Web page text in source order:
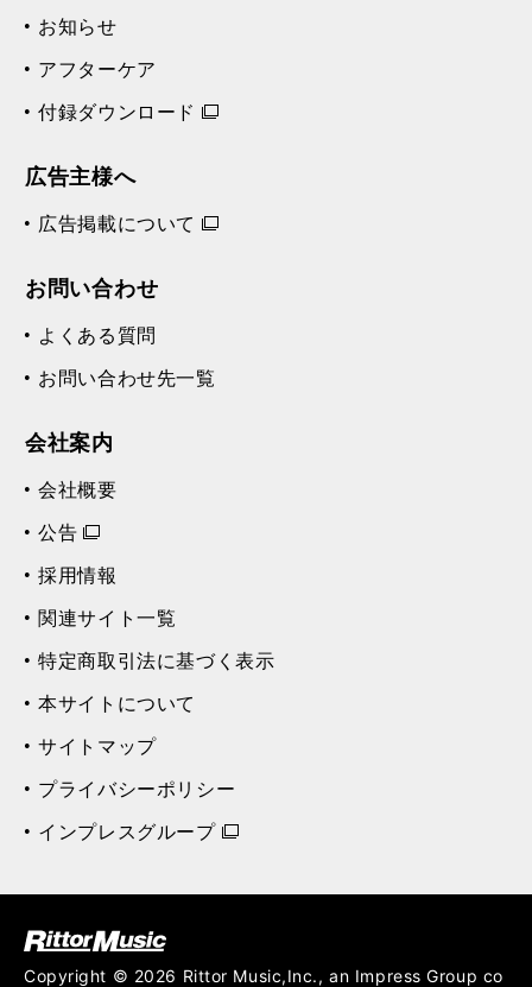
お知らせ
アフターケア
付録ダウンロード
広告主様へ
広告掲載について
お問い合わせ
よくある質問
お問い合わせ先一覧
会社案内
会社概要
公告
採用情報
関連サイト一覧
特定商取引法に基づく表示
本サイトについて
サイトマップ
プライバシーポリシー
インプレスグループ
ジック (Rittor Musi
Copyright © 2026 Rittor Music,Inc., an Impress Group co